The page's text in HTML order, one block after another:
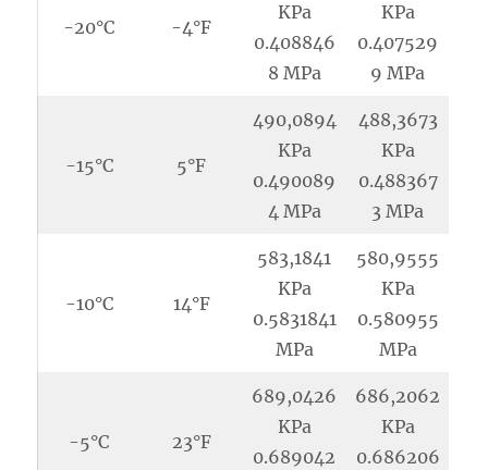
-20°C -4°F
KPa
0.408846
8 MPa
KPa
0.407529
9 MPa
-15°C 5°F
490,0894
KPa
0.490089
4 MPa
488,3673
KPa
0.488367
3 MPa
-10°C 14°F
583,1841
KPa
0.5831841
MPa
580,9555
KPa
0.580955
MPa
-5°C 23°F
689,0426
KPa
0.689042
686,2062
KPa
0.686206